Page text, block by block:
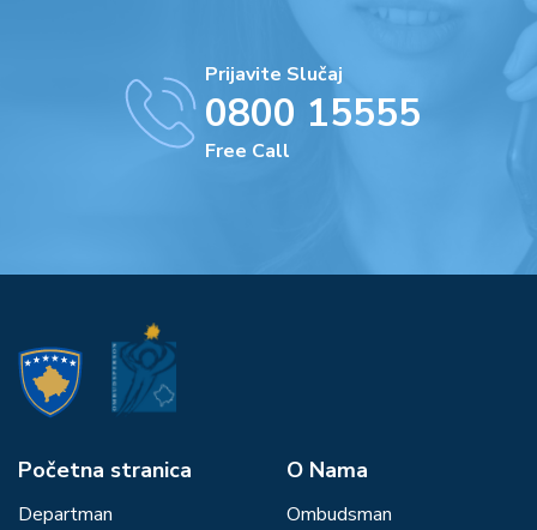
Prijavite Slučaj
0800 15555
Free Call
Početna stranica
Departman
О Nama
Ombudsman